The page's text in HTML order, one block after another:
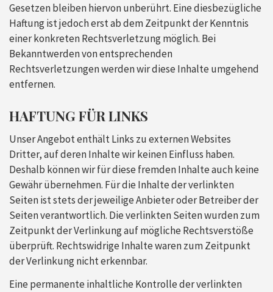
Gesetzen bleiben hiervon unberührt. Eine diesbezügliche
Haftung ist jedoch erst ab dem Zeitpunkt der Kenntnis
einer konkreten Rechtsverletzung möglich. Bei
Bekanntwerden von entsprechenden
Rechtsverletzungen werden wir diese Inhalte umgehend
entfernen.
HAFTUNG FÜR LINKS
Unser Angebot enthält Links zu externen Websites
Dritter, auf deren Inhalte wir keinen Einfluss haben.
Deshalb können wir für diese fremden Inhalte auch keine
Gewähr übernehmen. Für die Inhalte der verlinkten
Seiten ist stets der jeweilige Anbieter oder Betreiber der
Seiten verantwortlich. Die verlinkten Seiten wurden zum
Zeitpunkt der Verlinkung auf mögliche Rechtsverstöße
überprüft. Rechtswidrige Inhalte waren zum Zeitpunkt
der Verlinkung nicht erkennbar.
Eine permanente inhaltliche Kontrolle der verlinkten